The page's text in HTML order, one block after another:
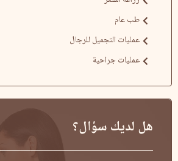
طب عام
عمليات التجميل للرجال
عمليات جراحية
هل لديك سؤال؟